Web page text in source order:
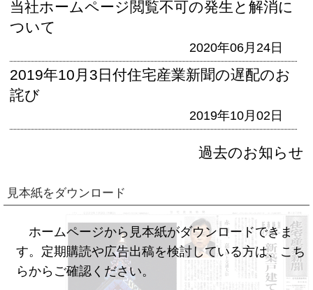
当社ホームページ閲覧不可の発生と解消に
ついて
2020年06月24日
2019年10月3日付住宅産業新聞の遅配のお
詫び
2019年10月02日
過去のお知らせ
見本紙をダウンロード
ホームページから見本紙がダウンロードできま
す。定期購読や広告出稿を検討している方は、こち
らからご確認ください。